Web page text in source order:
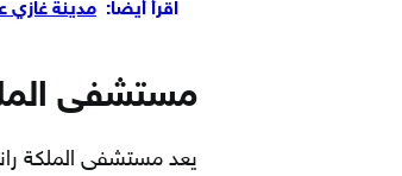
اقرأ أيضاً: مدينة غازي
مستشفى
يعد مستشفى الملكة